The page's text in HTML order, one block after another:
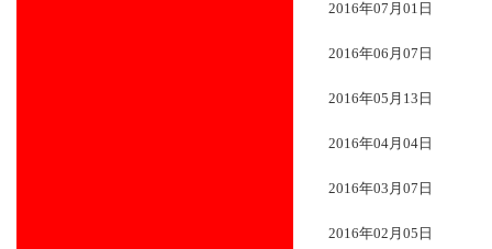
2016年07月01日
2016年06月07日
2016年05月13日
2016年04月04日
2016年03月07日
2016年02月05日